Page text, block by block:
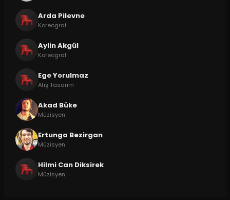
Arda Pilevne
Koreograf
Aylin Akgül
Koreograf
Ege Yorulmaz
Afiş Tasarım
Akad Büke
Müzisyen
Ertunga Bezirgan
Müzisyen
Hilmi Can Diksirek
Müzisyen